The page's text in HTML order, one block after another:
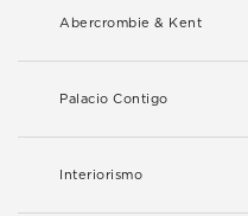
Abercrombie & Kent
Palacio Contigo
Interiorismo